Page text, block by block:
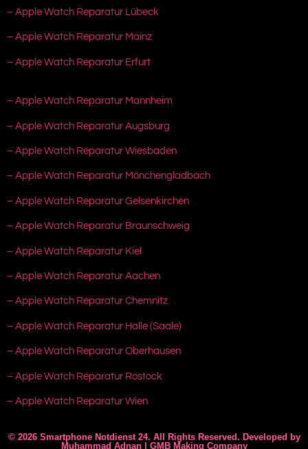
– Apple Watch Reparatur Lübeck
– Apple Watch Reparatur Mainz
– Apple Watch Reparatur Erfurt
– Apple Watch Reparatur Mannheim
– Apple Watch Reparatur Augsburg
– Apple Watch Reparatur Wiesbaden
– Apple Watch Reparatur Mönchengladbach
– Apple Watch Reparatur Gelsenkirchen
– Apple Watch Reparatur Braunschweig
– Apple Watch Reparatur Kiel
– Apple Watch Reparatur Aachen
– Apple Watch Reparatur Chemnitz
– Apple Watch Reparatur Halle (Saale)
– Apple Watch Reparatur Oberhausen
– Apple Watch Reparatur Rostock
– Apple Watch Reparatur Wien
© 2026 Smartphone Notdienst 24. All Rights Reserved. Developed by
Muhammad Adnan | GMB Making Company